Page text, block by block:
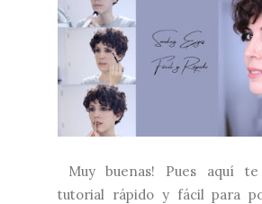
Muy buenas! Pues aquí
tutorial rápido y fácil para